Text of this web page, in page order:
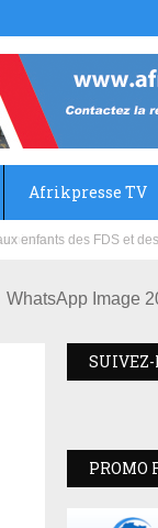
Afrikpresse TV
WhatsApp Image
SUIVEZ-
PROMO